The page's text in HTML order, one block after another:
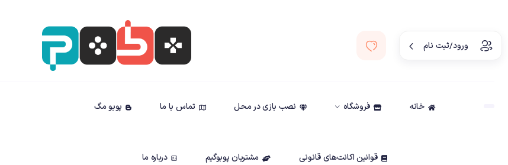
ورود/ثبت نام
خانه فروشگاه نصب بازی در محل تماس با ما پوبو مگ
قوانین اکانت‌های قانونی مشتریان پوبوگیم درباره ما